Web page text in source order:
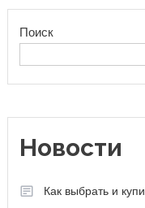
Поиск
Новости
Как выбрать и